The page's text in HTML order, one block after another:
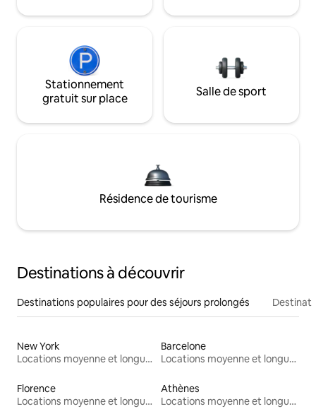
Stationnement
gratuit sur place
Salle de sport
Résidence de tourisme
Destinations à découvrir
Destinations populaires pour des séjours prolongés
New York
Locations moyenne et longue durée
Barcelone
Locations moyenne et longue durée
Florence
Locations moyenne et longue durée
Athènes
Locations moyenne et longue durée